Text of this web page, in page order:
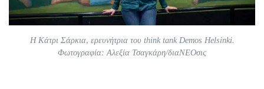
Η Κάτρι Σάρκια, ερευνήτρια του think tank Demos Helsinki.
Φωτογραφία: Αλεξία Τσαγκάρη/διαΝΕΟσις